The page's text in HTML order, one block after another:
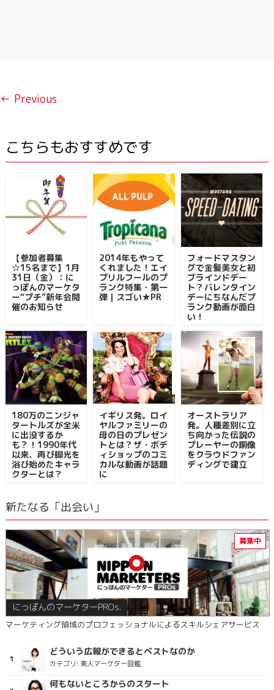
← Previous
こちらもおすすめです
【参加者募集
☆15名まで】1月
31日（金）：に
っぽんのマーケタ
ー“プチ”新年会開
催のお知らせ
2014年もやって
くれました！エイ
プリルフールのプ
ランク特集・第一
弾｜スゴい★PR
フォードマスタン
グで金髪美女と初
ブラインドデー
ト？バレンタイン
デーにちなんだプ
ランク動画が面白
い！
180万のニンジャ
タートルズが全米
に出没するか
も？！1990年代
以来、再び脚光を
浴び始めたキャラ
クターとは？
イギリス発。ロイ
ヤルファミリーの
母の日のプレゼン
トとは？ザ・ボデ
ィショップのコミ
カルな動画が話題
に
オーストラリア
発。人種差別に立
ち向かった伝説の
プレーヤーの銅像
をクラウドファン
ディングで建立
新たなる「出会い」
にっぽんのマーケターPROs.
マーケティング領域のプロフェッショナルによるスキルシェアサービス
どういう広報ができるとベストなのか
カテゴリ: 美人マーケター図鑑
何もないところからのスタート